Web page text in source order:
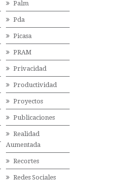
Palm
Pda
Picasa
PRAM
Privacidad
Productividad
Proyectos
Publicaciones
Realidad
Aumentada
Recortes
Redes Sociales